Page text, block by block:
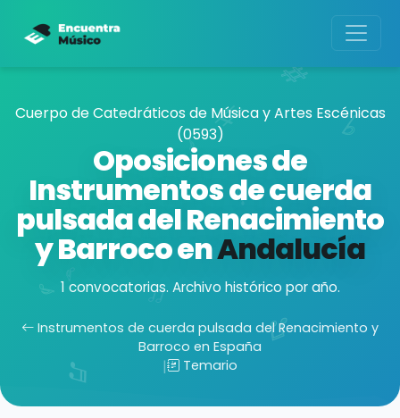
Cuerpo de Catedráticos de Música y Artes Escénicas
(0593)
Oposiciones de
Instrumentos de cuerda
pulsada del Renacimiento
y Barroco enAndalucía
1 convocatorias. Archivo histórico por año.
Instrumentos de cuerda pulsada del Renacimiento y
Barroco en España
| Temario